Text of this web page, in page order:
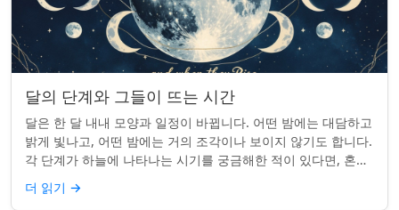
달의 단계와 그들이 뜨는 시간
달은 한 달 내내 모양과 일정이 바뀝니다. 어떤 밤에는 대담하고
밝게 빛나고, 어떤 밤에는 거의 조각이나 보이지 않기도 합니다.
각 단계가 하늘에 나타나는 시기를 궁금해한 적이 있다면, 혼자
가 아닙니다. 사실 그 타...
더 읽기 →